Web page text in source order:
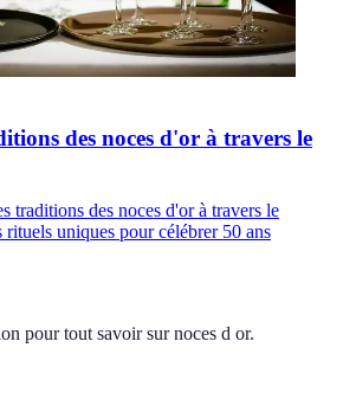
des noces d'or à travers le
traditions des noces d'or à travers le
rituels uniques pour célébrer 50 ans
pour tout savoir sur noces d or.